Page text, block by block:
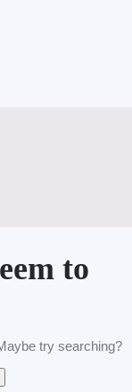
to
try searching?